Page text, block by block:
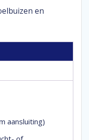
en
aansluiting)